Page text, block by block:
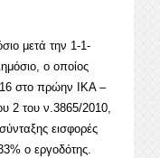
μετά την 1-1-
ο οποίος
στο πρώην ΙΚΑ –
2 του ν.3865/2010,
εισφορές
ο εργοδότης.